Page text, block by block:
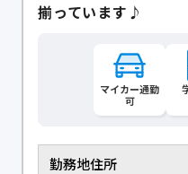
揃っています♪
マイカー通勤
可
勤務地住所